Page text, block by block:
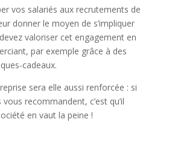
vos salariés aux recrutements de
donner le moyen de s’impliquer
valoriser cet engagement en
par exemple grâce à des
cadeaux.
sera elle aussi renforcée : si
recommandent, c’est qu’il
en vaut la peine !